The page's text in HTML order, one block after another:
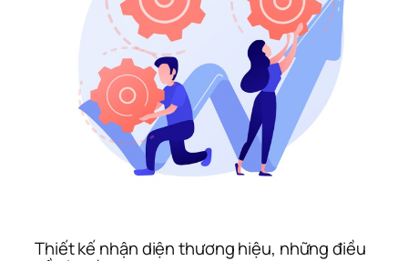
Thiết kế nhận diện thương hiệu, những điều